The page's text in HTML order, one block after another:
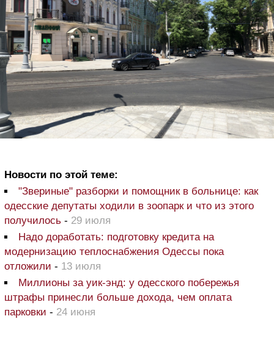
Новости по этой теме:
"Звериные" разборки и помощник в больнице: как
одесские депутаты ходили в зоопарк и что из этого
получилось - 29 июля
Надо доработать: подготовку кредита на
модернизацию теплоснабжения Одессы пока
отложили - 13 июля
Миллионы за уик-энд: у одесского побережья
штрафы принесли больше дохода, чем оплата
парковки - 24 июня